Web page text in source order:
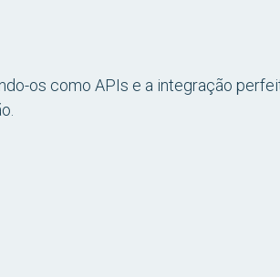
os como APIs e a integração